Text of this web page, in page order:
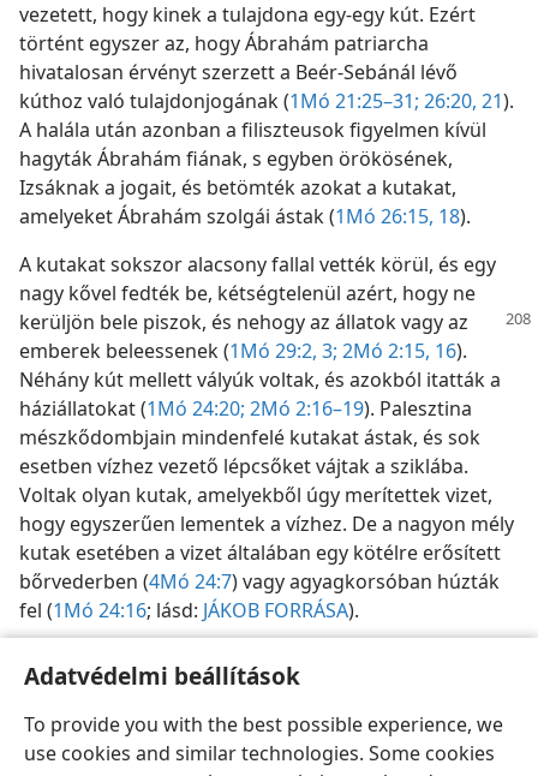
Adatvédelmi beállítások
To provide you with the best possible experience, we
use cookies and similar technologies. Some cookies
vezetett, hogy kinek a tulajdona egy-egy kút. Ezért
történt egyszer az, hogy Ábrahám patriarcha
hivatalosan érvényt szerzett a Beér-Sebánál lévő
kúthoz való tulajdonjogának (1Mó 21:25–31; 26:20, 21).
A halála után azonban a filiszteusok figyelmen kívül
hagyták Ábrahám fiának, s egyben örökösének,
Izsáknak a jogait, és betömték azokat a kutakat,
amelyeket Ábrahám szolgái ástak (1Mó 26:15, 18).
A kutakat sokszor alacsony fallal vették körül, és egy
nagy kővel fedték be, kétségtelenül azért, hogy ne
kerüljön bele piszok, és nehogyaz állatok vagy az
emberek beleessenek (1Mó 29:2, 3; 2Mó 2:15, 16).
Néhány kút mellett vályúk voltak, és azokból itatták a
háziállatokat (1Mó 24:20; 2Mó 2:16–19). Palesztina
mészkődombjain mindenfelé kutakat ástak, és sok
esetben vízhez vezető lépcsőket vájtak a sziklába.
Voltak olyan kutak, amelyekből úgy merítettek vizet,
hogy egyszerűen lementek a vízhez. De a nagyon mély
kutak esetében a vizet általában egy kötélre erősített
bőrvederben (4Mó 24:7) vagy agyagkorsóban húzták
fel (1Mó 24:16; lásd: JÁKOB FORRÁSA).
Magyar Megosztás Beállítások